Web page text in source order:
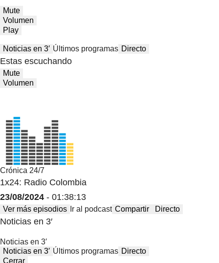
Mute
Volumen
Play
Noticias en 3′ Últimos programas Directo
Estas escuchando
Mute
Volumen
Crónica 24/7
1x24: Radio Colombia
23/08/2024 - 01:38:13
Ver más episodios Ir al podcast Compartir Directo
Noticias en 3′
Noticias en 3′
Noticias en 3′ Últimos programas Directo
Cerrar